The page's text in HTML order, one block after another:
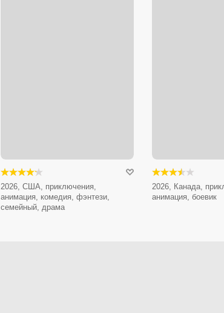
2026, США, приключения,
анимация, комедия, фэнтези,
семейный, драма
2026, Канада,
анимация, боевик